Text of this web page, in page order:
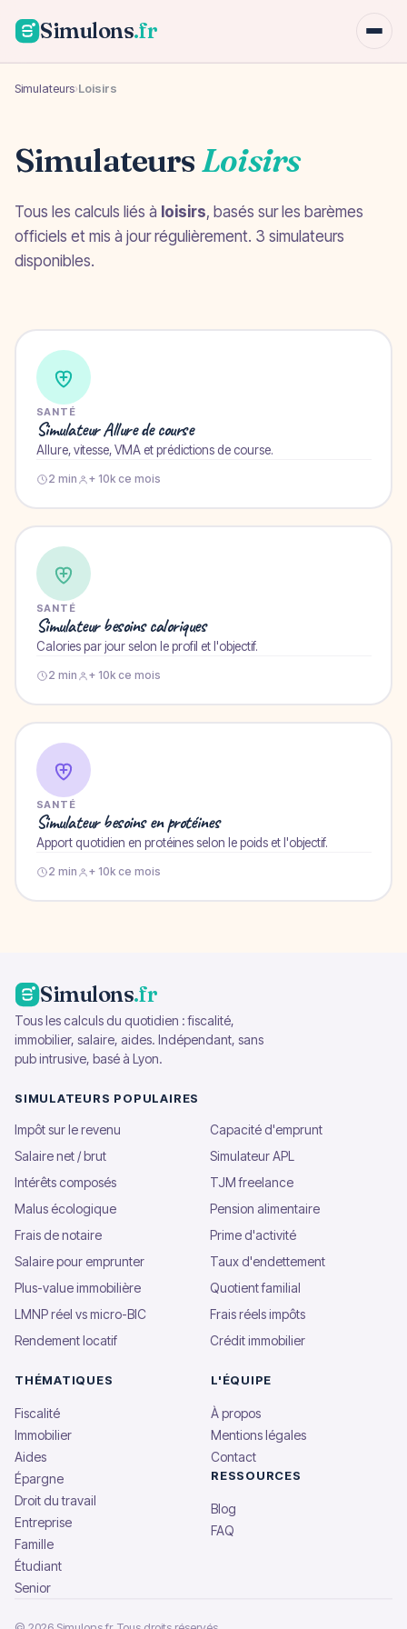
Simulons.fr
Simulateurs›Loisirs
SimulateursLoisirs
Tous les calculs liés à loisirs, basés sur les barèmes
officiels et mis à jour régulièrement. 3 simulateurs
disponibles.
SANTÉ
Simulateur Allure de course
Allure, vitesse, VMA et prédictions de course.
2 min + 10k ce mois
SANTÉ
Simulateur besoins caloriques
Calories par jour selon le profil et l'objectif.
2 min + 10k ce mois
SANTÉ
Simulateur besoins en protéines
Apport quotidien en protéines selon le poids et l'objectif.
2 min + 10k ce mois
Simulons.fr
Tous les calculs du quotidien : fiscalité,
immobilier, salaire, aides. Indépendant, sans
pub intrusive, basé à Lyon.
SIMULATEURS POPULAIRES
Impôt sur le revenu
Capacité d'emprunt
Salaire net / brut
Simulateur APL
Intérêts composés
TJM freelance
Malus écologique
Pension alimentaire
Frais de notaire
Prime d'activité
Salaire pour emprunter
Taux d'endettement
Plus-value immobilière
Quotient familial
LMNP réel vs micro-BIC
Frais réels impôts
Rendement locatif
Crédit immobilier
THÉMATIQUES
Fiscalité
Immobilier
Aides
Épargne
Droit du travail
Entreprise
Famille
Étudiant
Senior
L'ÉQUIPE
À propos
Mentions légales
Contact
RESSOURCES
Blog
FAQ